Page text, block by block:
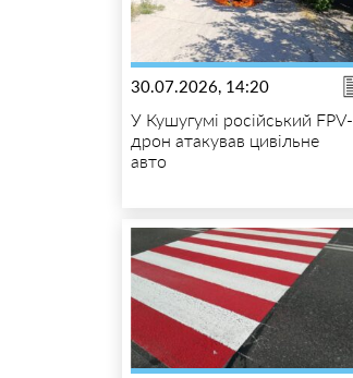
30.07.2026, 14:20
У Кушугумі російський FPV-
дрон атакував цивільне
авто